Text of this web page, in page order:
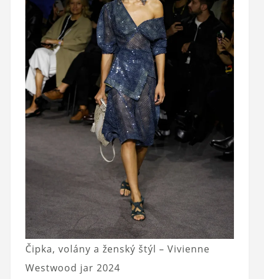
Čipka, volány a ženský štýl – Vivienne
Westwood jar 2024